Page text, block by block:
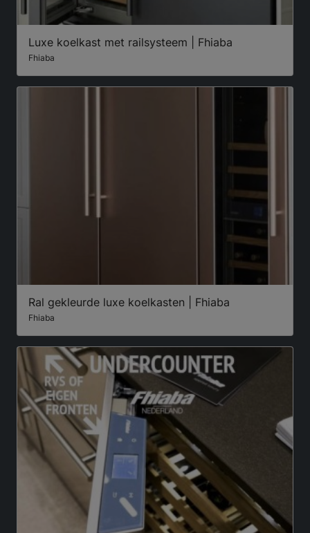
Luxe koelkast met railsysteem | Fhiaba
Fhiaba
Ral gekleurde luxe koelkasten | Fhiaba
Fhiaba